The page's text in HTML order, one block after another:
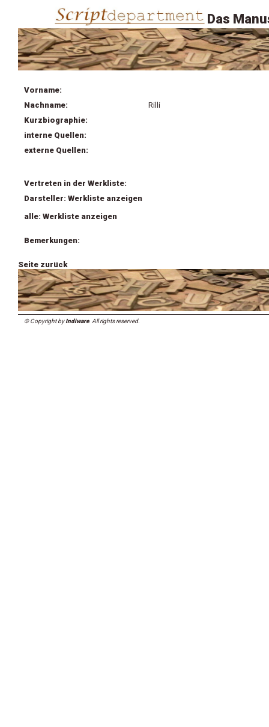
Das
Vorname:
Nachname:
Rilli
Kurzbiographie:
interne Quellen:
externe Quellen:
Vertreten in der Werkliste:
Darsteller: Werkliste anzeigen
alle: Werkliste anzeigen
Bemerkungen:
Seite zurück
© Copyright byIndiware. All rights reserved.